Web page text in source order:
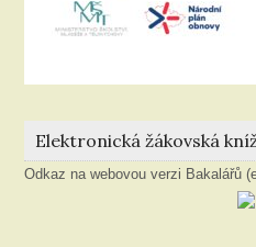
Elektronická žákovská
Odkaz na webovou verzi Bakalářů